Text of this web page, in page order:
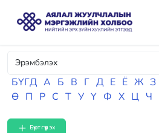
БҮГД А Б В Г Д Е Ё Ж З
Ө П Р С Т У Ү Ф Х Ц Ч
Бүртгүүлэх